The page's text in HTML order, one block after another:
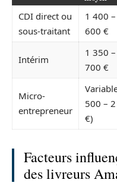
CDI direct ou
sous-traitant
1 400 –
600 €
Intérim
1 350 –
700 €
Micro-
entrepreneur
500 –
€)
Facteurs
des livreurs